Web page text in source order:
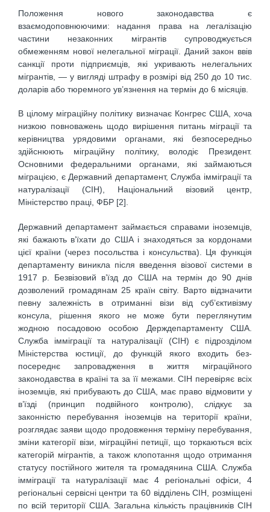
Положення нового законодавства є
взаємодоповнюючими: надання права на легалізацію
частини незаконних мігрантів супроводжується
обмеженням нової нелегальної міграції. Даний закон ввів
санкції проти підприємців, які укривають нелегальних
мігрантів, — у вигляді штрафу в розмірі від 250 до 10 тис.
доларів або тюремного ув’язнення на термін до 6 місяців.
В цілому міграційну політику визначає Конгрес США, хоча
низкою повноважень щодо вирішення питань міграції та
керівництва урядовими органами, які безпосередньо
здійснюють міграційну політику, володіє Президент.
Основними федеральними органами, які займаються
міграцією, є Державний департамент, Служба імміграції та
натуралізації (СІН), Національний візовий центр,
Міністерство праці, ФБР [2].
Державний департамент займається справами іноземців,
які бажають в’їхати до США і знаходяться за кордонами
цієї країни (через посольства і консульства). Ця функція
департаменту виникла після введення візової системи в
1917 р. Безвізовий в’їзд до США на термін до 90 днів
дозволений громадянам 25 країн світу. Варто відзначити
певну залежність в отриманні візи від суб’єктивізму
консула, рішення якого не може бути переглянутим
жодною посадовою особою Держдепартаменту США.
Служба імміграції та натуралізації (СІН) є підрозділом
Міністерства юстиції, до функцій якого входить без-
посереднє запровадження в життя міграційного
законодавства в країні та за її межами. СІН перевіряє всіх
іноземців, які прибувають до США, має право відмовити у
в’їзді (принцип подвійного контролю), слідкує за
законністю перебування іноземців на території країни,
розглядає заяви щодо продовження терміну перебування,
зміни категорії візи, міграційні петиції, що торкаються всіх
категорій мігрантів, а також клопотання щодо отримання
статусу постійного жителя та громадянина США. Служба
імміграції та натуралізації має 4 регіональні офіси, 4
регіональні сервісні центри та 60 відділень СІН, розміщені
по всій території США. Загальна кількість працівників СІН